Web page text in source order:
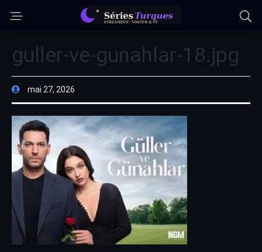
guller-ve-gunahlar-18.jpg
mai 27, 2026